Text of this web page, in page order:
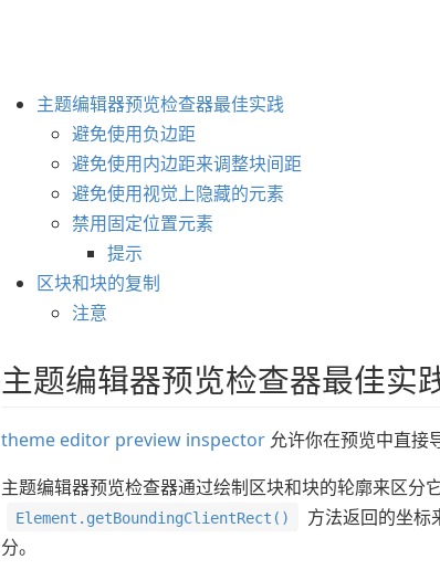
主题编辑器预览检查器最佳实践
避免使用负边距
避免使用内边距来调整块间距
避免使用视觉上隐藏的元素
禁用固定位置元素
提示
区块和块的复制
注意
主题编辑器预览检查器最佳实
theme editor preview inspector 允许你在预览中直接
主题编辑器预览检查器通过绘制区块和块的轮廓来区分
Element.getBoundingClientRect()
方法返回的坐标
分。